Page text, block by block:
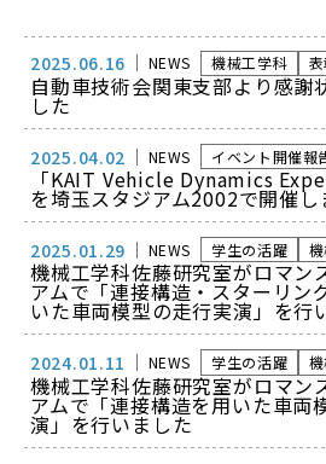
2025.06.16 NEWS 機械工学科
自動車技術会関東支部より感謝
した
2025.04.02 NEWS イベント開催報
「KAIT Vehicle Dynamics
を埼玉スタジアム2002で開催し
2025.01.29 NEWS 学生の活躍
機械工学科佐藤研究室がロマン
アムで「連接構造・スターリン
いた車両模型の走行実演」を行
2024.01.11 NEWS 学生の活躍
機械工学科佐藤研究室がロマン
アムで「連接構造を用いた車両
演」を行いました